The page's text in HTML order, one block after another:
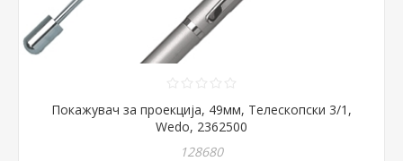
Покажувач за проекција, 49мм, Телескопски 3/1,
Wedo, 2362500
128680